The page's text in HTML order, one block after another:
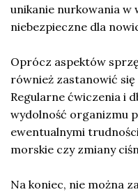
unikanie nurkowania w
niebezpieczne dla
Oprócz aspektów
również zastanowić się
Regularne ćwiczenia i
wydolność organizmu
ewentualnymi
morskie czy zmiany
Na koniec, nie można